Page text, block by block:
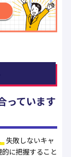
っています
失敗しないキャ
に把握すること